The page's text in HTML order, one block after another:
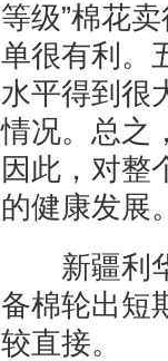
等级”棉花
单很有利。
水平得到很
情况。总之
因此，对整
的健康发展
新疆利华
备棉轮出短
较直接。